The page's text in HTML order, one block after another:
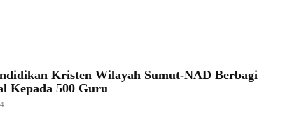
Kristen Wilayah Sumut-NAD Berbagi
Kepada 500 Guru